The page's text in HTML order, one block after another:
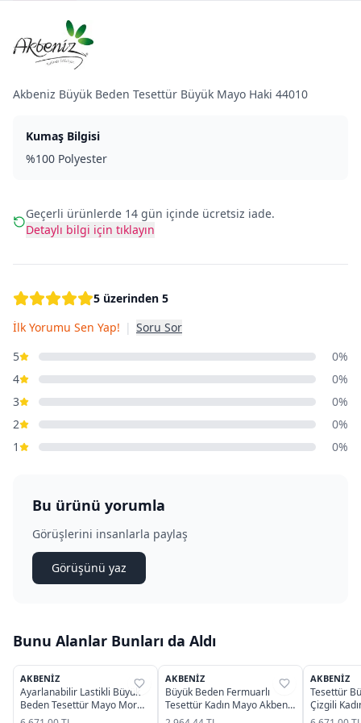
Akbeniz Büyük Beden Tesettür Büyük Mayo Haki 44010
Kumaş Bilgisi
%100 Polyester
Geçerli ürünlerde 14 gün içinde ücretsiz iade.
Detaylı bilgi için tıklayın
5 üzerinden 5
İlk Yorumu Sen Yap! | Soru Sor
5
0%
4
0%
3
0%
2
0%
1
0%
Bu ürünü yorumla
Görüşlerini insanlarla paylaş
Görüşünü yaz
Bunu Alanlar Bunları da Aldı
%29
AKBENIZ
Ayarlanabilir Lastikli Büyük
Beden Tesettür Mayo Mor
Akbeniz 55015
%29
AKBENIZ
Büyük Beden Fermuarlı
Tesettür Kadın Mayo Akbeniz
44010
%29
AKBENIZ
Tesettür
Çizgili Kadın
55015